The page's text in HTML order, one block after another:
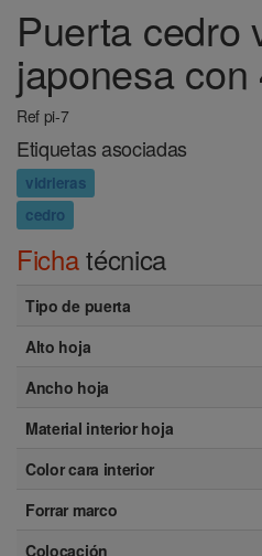
Puerta cedro
japonesa
Ref pi-7
Etiquetas asociadas
vidrieras
cedro
Fichatécnica
Tipo de puerta
Alto hoja
Ancho hoja
Material interior hoja
Color cara interior
Forrar marco
Colocación